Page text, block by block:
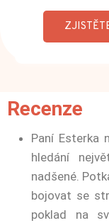
Recenze
Paní Esterka
hledání
nadšené.
bojovat se
poklad na